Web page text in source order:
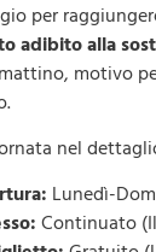
per
adibito alla
motivo
nel
Lunedì-
Continuato